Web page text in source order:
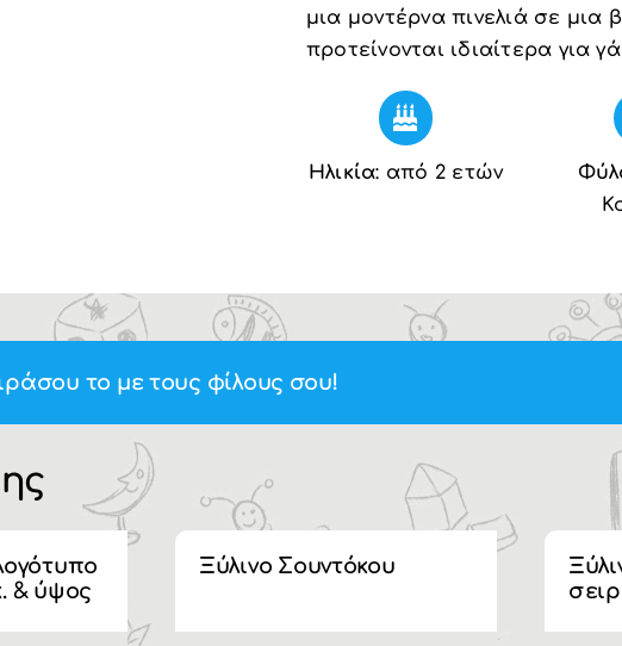
μια μοντέρνα πινελιά σε μια
προτείνονται ιδιαίτερα για
Ηλικία: από 2 ετών
το με τους φίλους σου!
& ύψος
Ξύλινο Σουντόκου